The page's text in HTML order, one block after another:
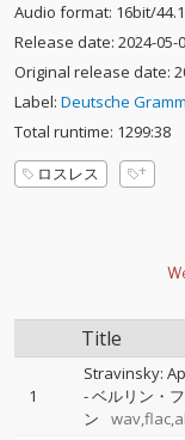
Audio format: 16bit/
Release date: 2024-05-
Original release date:
Label: Deutsche
Total runtime: 1299:38
ロスレス
Title
1
Stravinsky:
-ベルリン・
ン